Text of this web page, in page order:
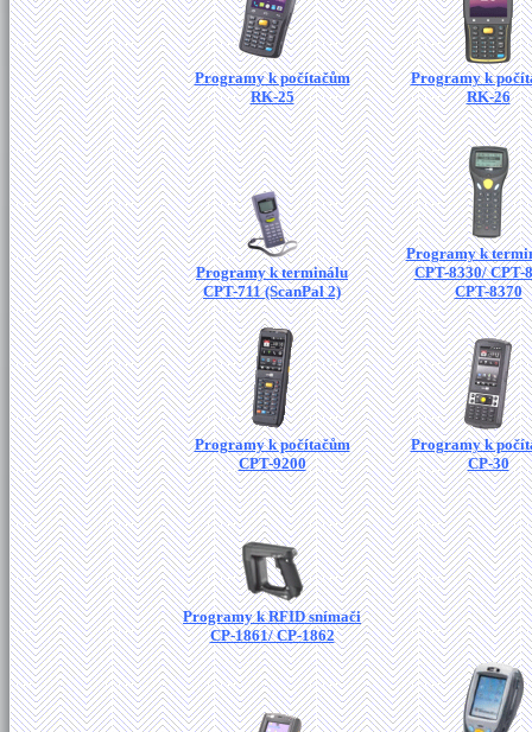
Programy k počítačům
RK-25
Programy k
RK-26
Programy k terminálu
CPT-711 (ScanPal 2)
Programy k
CPT-8330/ CPT-
CPT-8370
Programy k počítačům
CPT-9200
Programy k
CP-30
Programy k RFID snímači
CP-1861/ CP-1862